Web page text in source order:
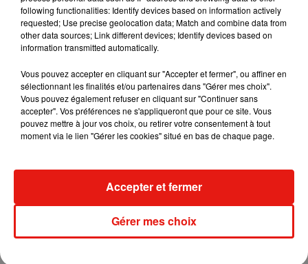
dont 30 000 restent à dépenser. C'est loin du budget de 3
millions d'euros dont était dotée la précédente opération de
l'Hadopi en 2011. Diffusée notamment à la radio et à la
following functionalities: Identify devices based on information actively
requested; Use precise geolocation data; Match and combine data from
other data sources; Link different devices; Identify devices based on
information transmitted automatically.
Vous pouvez accepter en cliquant sur "Accepter et fermer", ou affiner en
sélectionnant les finalités et/ou partenaires dans "Gérer mes choix".
Vous pouvez également refuser en cliquant sur "Continuer sans
accepter". Vos préférences ne s'appliqueront que pour ce site. Vous
pouvez mettre à jour vos choix, ou retirer votre consentement à tout
moment via le lien "Gérer les cookies" situé en bas de chaque page.
Gérer mes choix
Accepter et fermer